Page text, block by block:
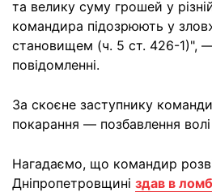
та велику суму грошей у
командира підозрюють у
становищем (ч. 5 ст. 426-1)",
повідомленні.
За скоєне заступнику
покарання — позбавлення
Нагадаємо, що командир
Дніпропетровщині здав в